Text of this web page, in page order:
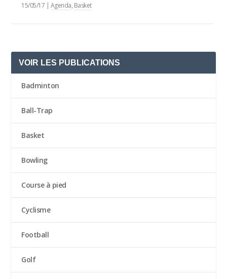
15/05/17 | Agenda, Basket
VOIR LES PUBLICATIONS
Badminton
Ball-Trap
Basket
Bowling
Course à pied
Cyclisme
Football
Golf